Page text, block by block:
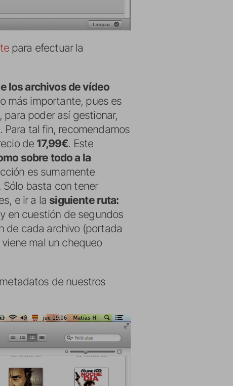
para efectuar la
los archivos de vídeo
más importante, pues es
poder así gestionar,
tal fin, recomendamos
de 17,99€. Este
sobre todo a la
es sumamente
basta con tener
e ir a la siguiente ruta:
en cuestión de segundos
de cada archivo (portada
mal un chequeo
de nuestros